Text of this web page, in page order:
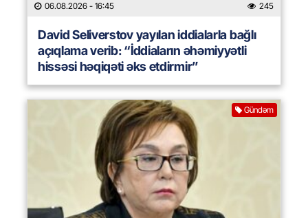
06.08.2026 - 16:45 245
David Seliverstov yayılan iddialarla bağlı
açıqlama verib: “İddiaların əhəmiyyətli
hissəsi həqiqəti əks etdirmir”
Gündəm